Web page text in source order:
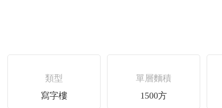
類型
寫字樓
單層麵積
1500方